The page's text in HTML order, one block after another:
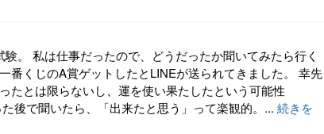
。 私は仕事だったので、どうだったか聞いてみたら行く
番くじのA賞ゲットしたとLINEが送られてきました。 幸先
たとは限らないし、運を使い果たしたという可能性
後で聞いたら、「出来たと思う」って楽観的。... 続きを